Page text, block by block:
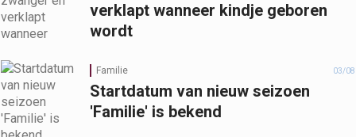
verklapt wanneer kindje geboren
wordt
Familie 03/08
Startdatum van nieuw seizoen
'Familie' is bekend